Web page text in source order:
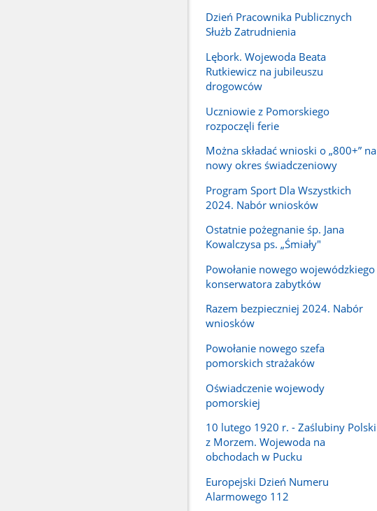
Dzień Pracownika Publicznych
Służb Zatrudnienia
Lębork. Wojewoda Beata
Rutkiewicz na jubileuszu
drogowców
Uczniowie z Pomorskiego
rozpoczęli ferie
Można składać wnioski o „800+” na
nowy okres świadczeniowy
Program Sport Dla Wszystkich
2024. Nabór wniosków
Ostatnie pożegnanie śp. Jana
Kowalczysa ps. „Śmiały"
Powołanie nowego wojewódzkiego
konserwatora zabytków
Razem bezpieczniej 2024. Nabór
wniosków
Powołanie nowego szefa
pomorskich strażaków
Oświadczenie wojewody
pomorskiej
10 lutego 1920 r. - Zaślubiny Polski
z Morzem. Wojewoda na
obchodach w Pucku
Europejski Dzień Numeru
Alarmowego 112